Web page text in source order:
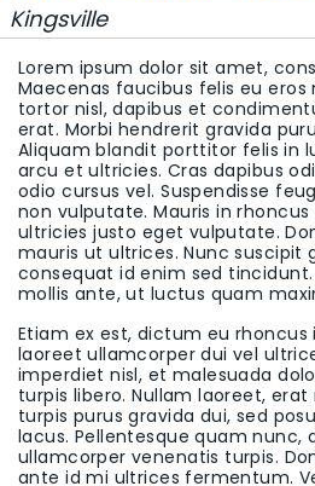
Kingsville
Lorem ipsum dolor sit amet,
Maecenas faucibus felis eu eros
tortor nisl, dapibus et
erat. Morbi hendrerit gravida
Aliquam blandit porttitor felis in
arcu et ultricies. Cras dapibus
odio cursus vel. Suspendisse
non vulputate. Mauris in rhoncus
ultricies justo eget vulputate.
mauris ut ultrices. Nunc suscipit
consequat id enim sed
mollis ante, ut luctus quam
Etiam ex est, dictum eu rhoncus
laoreet ullamcorper dui vel
imperdiet nisl, et malesuada
turpis libero. Nullam laoreet,
turpis purus gravida dui, sed
lacus. Pellentesque quam nunc,
ullamcorper venenatis turpis.
ante id mi ultrices fermentum.